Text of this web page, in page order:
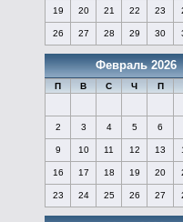
19 20 21 22 23
26 27 28 29 30
Февраль 2026
П В С Ч П
2 3 4 5 6
9 10 11 12 13
16 17 18 19 20
23 24 25 26 27